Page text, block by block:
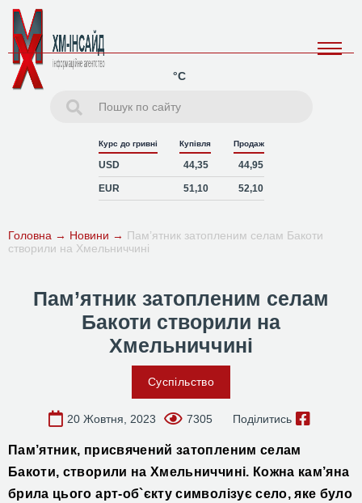
°C
Курс до гривні Купівля Продаж
USD 44,35 44,95
EUR 51,10 52,10
Головна → Новини → Пам’ятник затопленим селам Бакоти
створили на Хмельниччині
Пам’ятник затопленим селам
Бакоти створили на
Хмельниччині
Суспільство
20 Жовтня, 2023 7305 Поділитись
Пам’ятник, присвячений затопленим селам
Бакоти, створили на Хмельниччині. Кожна кам’яна
брила цього арт-об`єкту символізує село, яке було